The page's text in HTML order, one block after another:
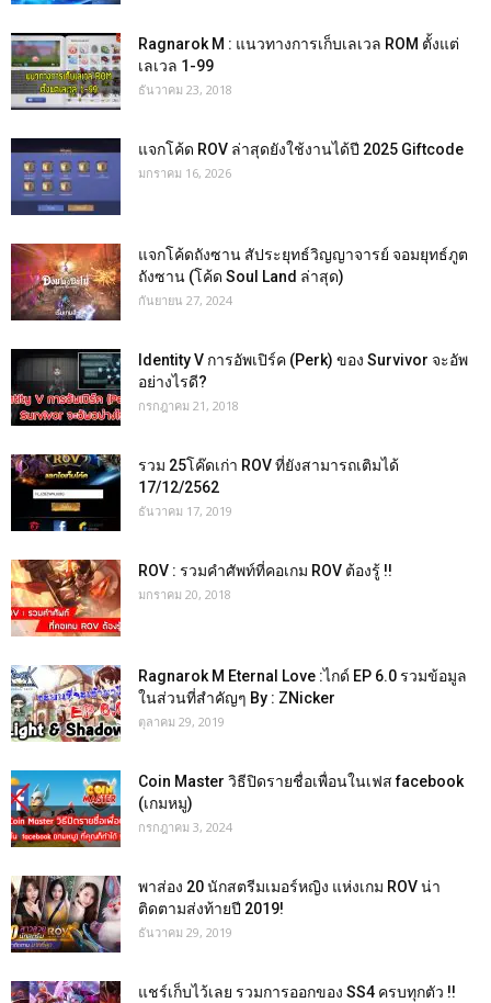
Ragnarok M : แนวทางการเก็บเลเวล ROM ตั้งแต่
เลเวล 1-99
ธันวาคม 23, 2018
แจกโค้ด ROV ล่าสุดยังใช้งานได้ปี 2025 Giftcode
มกราคม 16, 2026
แจกโค้ดถังซาน สัประยุทธ์วิญญาจารย์ จอมยุทธ์ภูต
ถังซาน (โค้ด Soul Land ล่าสุด)
กันยายน 27, 2024
Identity V การอัพเปิร์ค (Perk) ของ Survivor จะอัพ
อย่างไรดี?
กรกฎาคม 21, 2018
รวม 25โค๊ดเก่า ROV ที่ยังสามารถเติมได้
17/12/2562
ธันวาคม 17, 2019
ROV : รวมคำศัพท์ที่คอเกม ROV ต้องรู้ !!
มกราคม 20, 2018
Ragnarok M Eternal Love :ไกด์ EP 6.0 รวมข้อมูล
ในส่วนที่สำคัญๆ By : ZNicker
ตุลาคม 29, 2019
Coin Master วิธีปิดรายชื่อเพื่อนในเฟส facebook
(เกมหมู)
กรกฎาคม 3, 2024
พาส่อง 20 นักสตรีมเมอร์หญิง แห่งเกม ROV น่า
ติดตามส่งท้ายปี 2019!
ธันวาคม 29, 2019
แชร์เก็บไว้เลย รวมการออกของ SS4 ครบทุกตัว !!